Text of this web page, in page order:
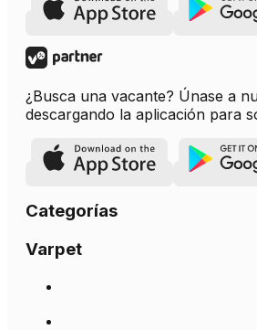
¿Busca una vacante? Únase a
descargando la aplicación para
Categorías
Varpet